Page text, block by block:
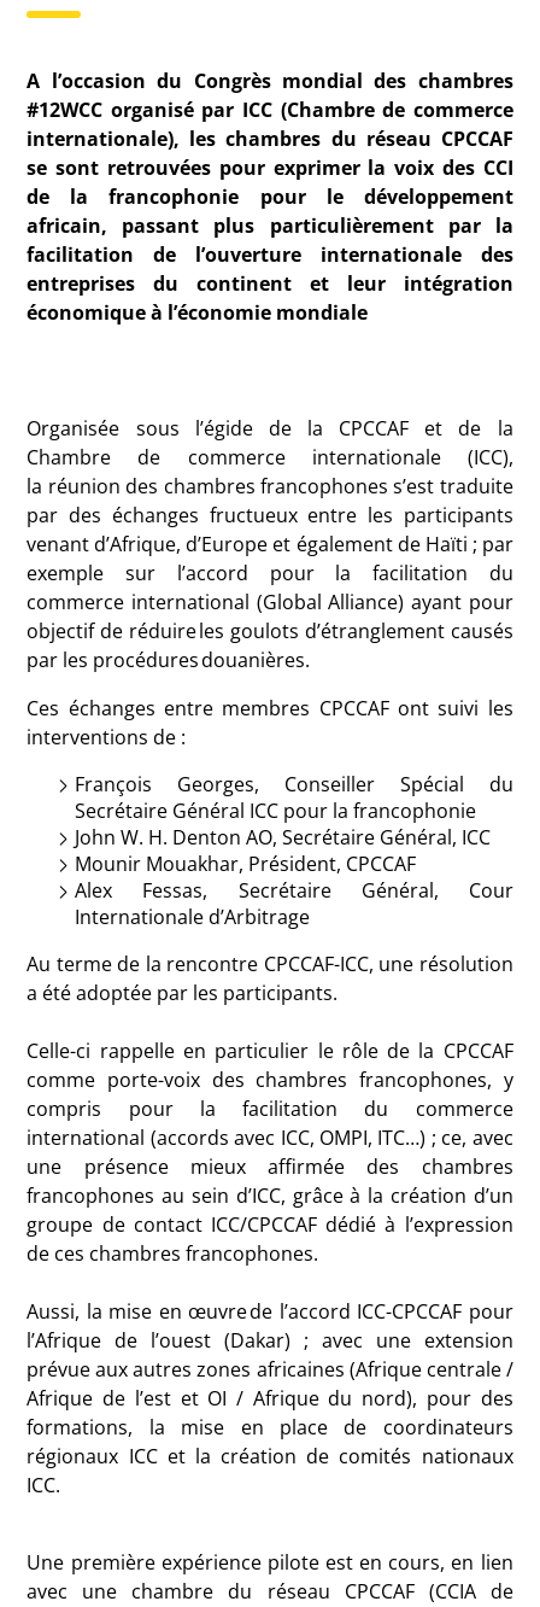
A l’occasion du Congrès mondial des chambres
#12WCC organisé par ICC (Chambre de commerce
internationale), les chambres du réseau CPCCAF
se sont retrouvées pour exprimer la voix des CCI
de la francophonie pour le développement
africain, passant plus particulièrement par la
facilitation de l’ouverture internationale des
entreprises du continent et leur intégration
économique à l’économie mondiale
Organisée sous l’égide de la CPCCAF et de la
Chambre de commerce internationale (ICC),
la réunion des chambres francophones s’est traduite
par des échanges fructueux entre les participants
venant d’Afrique, d’Europe et également de Haïti ; par
exemple sur l’accord pour la facilitation du
commerce international (Global Alliance) ayant pour
objectif de réduire les goulots d’étranglement causés
par les procédures douanières.
Ces échanges entre membres CPCCAF ont suivi les
interventions de :
François Georges, Conseiller Spécial du
Secrétaire Général ICC pour la francophonie
John W. H. Denton AO, Secrétaire Général, ICC
Mounir Mouakhar, Président, CPCCAF
Alex Fessas, Secrétaire Général, Cour
Internationale d’Arbitrage
Au terme de la rencontre CPCCAF-ICC, une résolution
a été adoptée par les participants.
Celle-ci rappelle en particulier le rôle de la CPCCAF
comme porte-voix des chambres francophones, y
compris pour la facilitation du commerce
international (accords avec ICC, OMPI, ITC…) ; ce, avec
une présence mieux affirmée des chambres
francophones au sein d’ICC, grâce à la création d’un
groupe de contact ICC/CPCCAF dédié à l’expression
de ces chambres francophones.
Aussi, la mise en œuvre de l’accord ICC-CPCCAF pour
l’Afrique de l’ouest (Dakar) ; avec une extension
prévue aux autres zones africaines (Afrique centrale /
Afrique de l’est et OI / Afrique du nord), pour des
formations, la mise en place de coordinateurs
régionaux ICC et la création de comités nationaux
ICC.
Une première expérience pilote est en cours, en lien
avec une chambre du réseau CPCCAF (CCIA de